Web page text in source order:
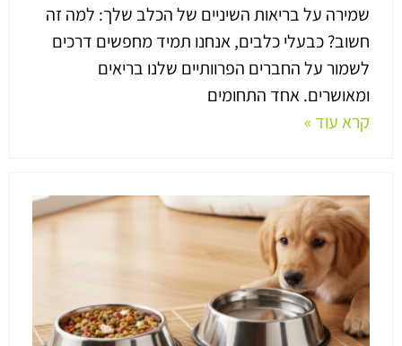
שמירה על בריאות השיניים של הכלב שלך: למה זה
חשוב? כבעלי כלבים, אנחנו תמיד מחפשים דרכים
לשמור על החברים הפרוותיים שלנו בריאים
ומאושרים. אחד התחומים
קרא עוד »